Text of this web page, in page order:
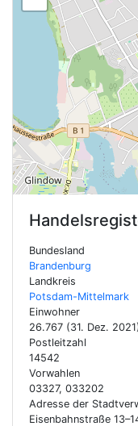
Bundesland
Brandenburg
Landkreis
Potsdam-Mittelmark
Einwohner
26.767 (31. Dez.
Postleitzahl
14542
Vorwahlen
03327, 033202
Adresse der
Eisenbahnstraße